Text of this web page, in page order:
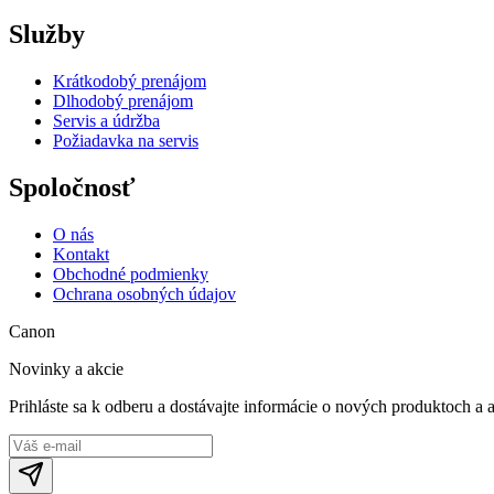
Služby
Krátkodobý prenájom
Dlhodobý prenájom
Servis a údržba
Požiadavka na servis
Spoločnosť
O nás
Kontakt
Obchodné podmienky
Ochrana osobných údajov
Canon
Novinky a akcie
Prihláste sa k odberu a dostávajte informácie o nových produktoch a